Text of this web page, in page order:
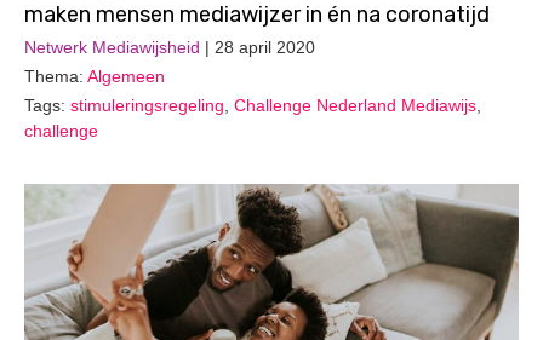
maken mensen mediawijzer in én na coronatijd
Netwerk Mediawijsheid | 28 april 2020
Thema: Algemeen
Tags: stimuleringsregeling Challenge Nederland Mediawijs
challenge